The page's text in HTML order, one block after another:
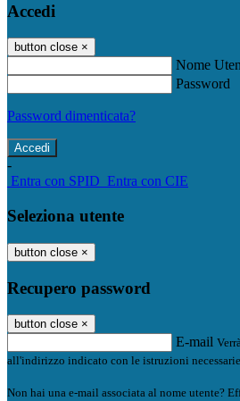
Accedi
button close ×
Nome
Password
Password dimenticata?
-
Entra con SPID Entra con CIE
Seleziona utente
button close ×
Recupero password
button close ×
E-mail
all'indirizzo indicato con le istruzioni
Non hai una e-mail associata al nome utente?